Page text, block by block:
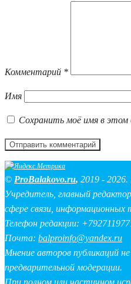
Комментарий *
Имя
Сохранить моё имя в этом
© ProBalakovo.ru, 2019 -
Учредитель, главный
сфере связи,
Телефон редакции:
Почта: balproinfo@yandex.ru
Мнение авторов публикаций
предварительной модерации.
При полном или частичном